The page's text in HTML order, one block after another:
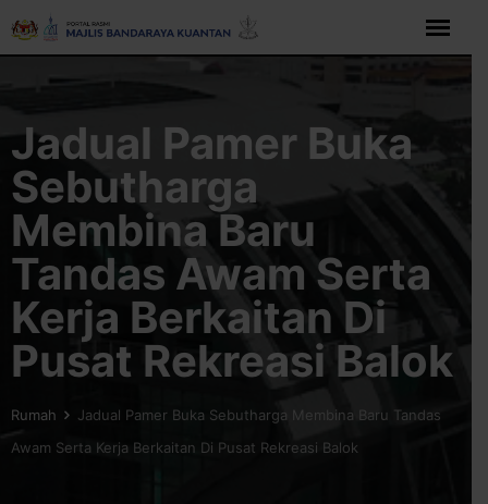
Langkau
kandungan
Jadual Pamer Buka
Sebutharga
Membina Baru
Tandas Awam Serta
Kerja Berkaitan Di
Pusat Rekreasi Balok
Rumah
Jadual Pamer Buka Sebutharga Membina Baru Tandas
Awam Serta Kerja Berkaitan Di Pusat Rekreasi Balok